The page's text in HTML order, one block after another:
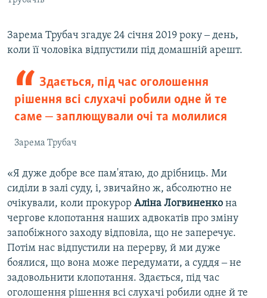
Зарема Трубач згадує 24 січня 2019 року ‒ день,
коли її чоловіка відпустили під домашній арешт.
Здається, під час оголошення
рішення всі слухачі робили одне й те
саме ‒ заплющували очі та молилися
Зарема Трубач
«Я дуже добре все пам'ятаю, до дрібниць. Ми
сиділи в залі суду, і, звичайно ж, абсолютно не
очікували, коли прокурор Аліна Логвиненко на
чергове клопотання наших адвокатів про зміну
запобіжного заходу відповіла, що не заперечує.
Потім нас відпустили на перерву, й ми дуже
боялися, що вона може передумати, а суддя ‒ не
задовольнити клопотання. Здається, під час
оголошення рішення всі слухачі робили одне й те